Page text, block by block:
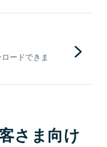
ードできま
さま向け